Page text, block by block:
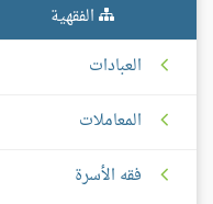
الفقهية
العبادات
المعاملات
فقه الأسرة